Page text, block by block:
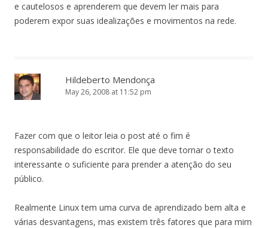
e cautelosos e aprenderem que devem ler mais para
poderem expor suas idealizações e movimentos na rede.
Hildeberto Mendonça
May 26, 2008 at 11:52 pm
Fazer com que o leitor leia o post até o fim é
responsabilidade do escritor. Ele que deve tornar o texto
interessante o suficiente para prender a atenção do seu
público.
Realmente Linux tem uma curva de aprendizado bem alta e
várias desvantagens, mas existem três fatores que para mim